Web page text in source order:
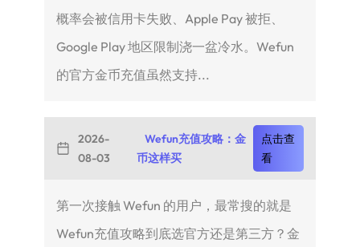
概率会被信用卡失败、Apple Pay 被拒、
Google Play 地区限制浇一盆冷水。Wefun
的官方金币充值虽然支持...
2026-
08-03
Wefun充值攻略：金
币这样买
点击查
看
第一次接触 Wefun 的用户，最常搜的就是
Wefun充值攻略到底选官方还是第三方？金